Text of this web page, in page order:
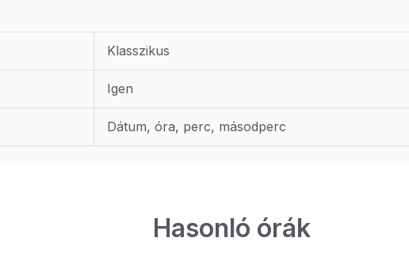
Klasszikus
Igen
Dátum, óra, perc, másodperc
Hasonló órák